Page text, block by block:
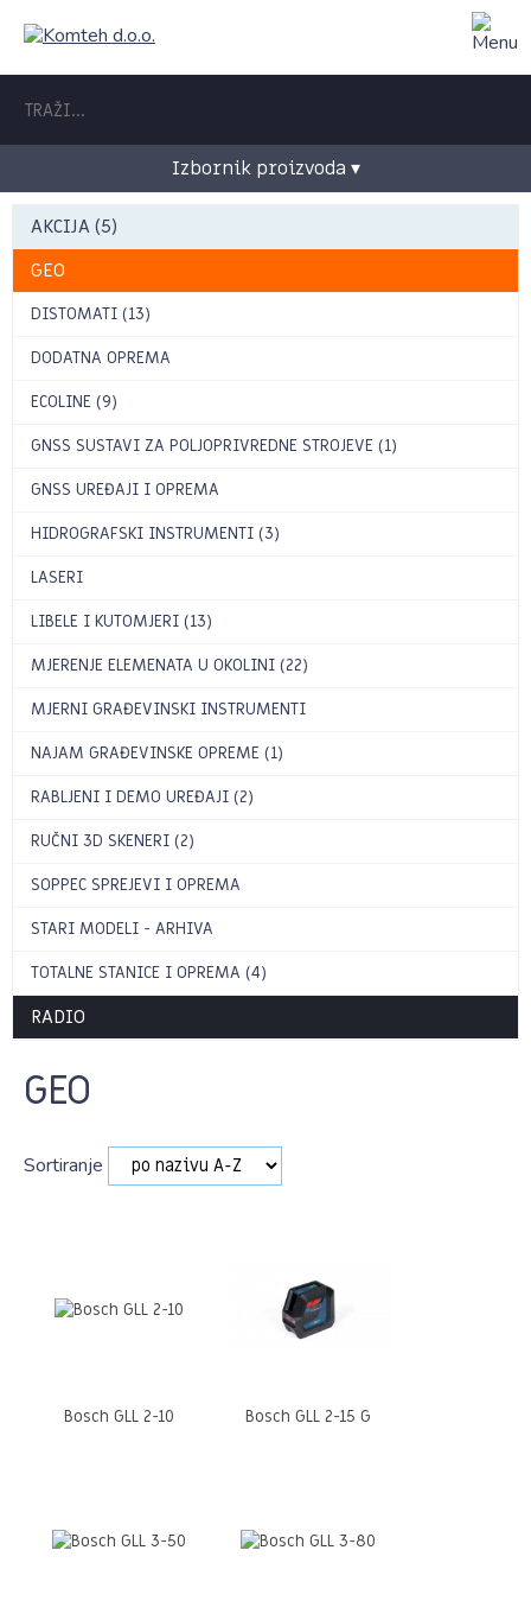
Izbornik proizvoda ▾
AKCIJA (5)
GEO
DISTOMATI (13)
DODATNA OPREMA
ECOLINE (9)
GNSS SUSTAVI ZA POLJOPRIVREDNE STROJEVE (1)
GNSS UREĐAJI I OPREMA
HIDROGRAFSKI INSTRUMENTI (3)
LASERI
LIBELE I KUTOMJERI (13)
MJERENJE ELEMENATA U OKOLINI (22)
MJERNI GRAĐEVINSKI INSTRUMENTI
NAJAM GRAĐEVINSKE OPREME (1)
RABLJENI I DEMO UREĐAJI (2)
RUČNI 3D SKENERI (2)
SOPPEC SPREJEVI I OPREMA
STARI MODELI - ARHIVA
TOTALNE STANICE I OPREMA (4)
RADIO
GEO
Sortiranje
Bosch GLL 2-10 Bosch GLL 2-15 G